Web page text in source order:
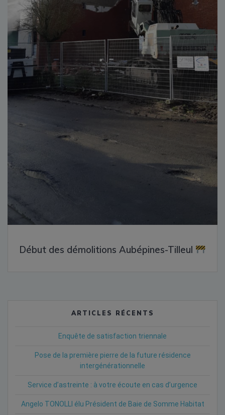
Début des démolitions Aubépines-Tilleul
ARTICLES RÉCENTS
Enquête de satisfaction triennale
Pose de la première pierre de la future résidence
intergénérationnelle
Service d’astreinte : à votre écoute en cas d’urgence
Angelo TONOLLI élu Président de Baie de Somme Habitat